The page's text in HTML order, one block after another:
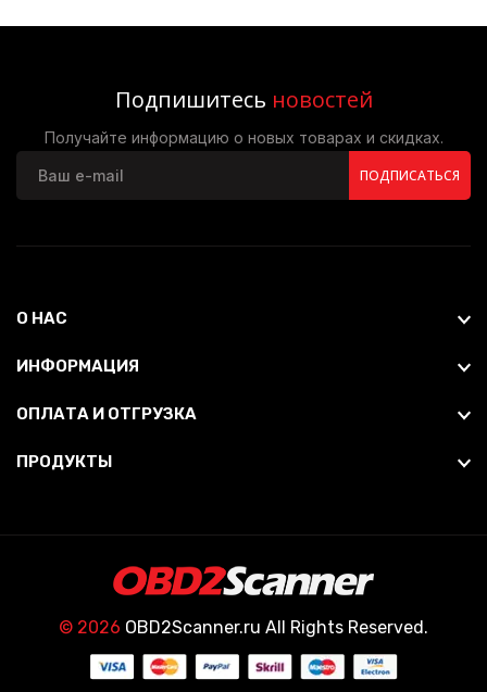
Подпишитесь новостей
Получайте информацию о новых товарах и скидках.
ПОДПИСАТЬСЯ
О НАС
ИНФОРМАЦИЯ
ОПЛАТА И ОТГРУЗКА
ПРОДУКТЫ
© 2026 OBD2Scanner.ru All Rights Reserved.